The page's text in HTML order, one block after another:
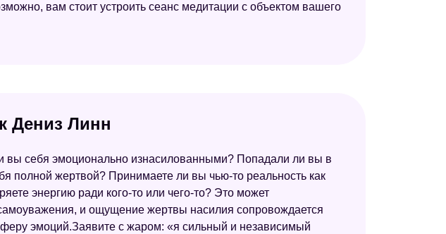
вам стоит устроить сеанс медитации с объектом вашего
Дениз Линн
вы себя эмоционально изнасилованными? Попадали ли вы в
полной жертвой? Принимаете ли вы чью-то реальность как
энергию ради кого-то или чего-то? Это может
и ощущение жертвы насилия сопровождается
эмоций.Заявите с жаром: «я сильный и независимый